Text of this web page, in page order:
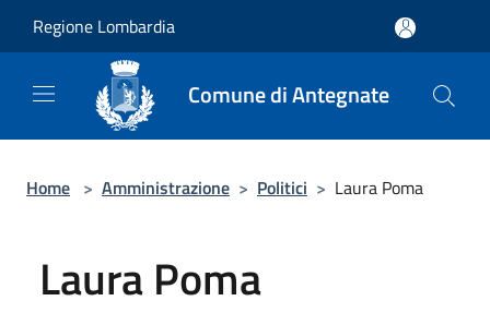
Regione Lombardia
Comune di Antegnate
Home > Amministrazione > Politici > Laura Poma
Laura Poma